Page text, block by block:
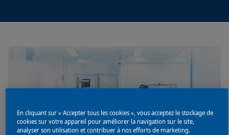
En cliquant sur « Accepter tous les cookies », vous acceptez le stockage de
cookies sur votre appareil pour améliorer la navigation sur le site,
analyser son utilisation et contribuer à nos efforts de marketing.